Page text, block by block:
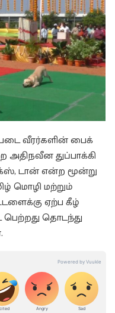
வீரர்களின் பைக்
துப்பாக்கி
டான் என்ற மூன்று
மொழி மற்றும்
ஏற்ப கீழ்
பெற்றது தொடந்து